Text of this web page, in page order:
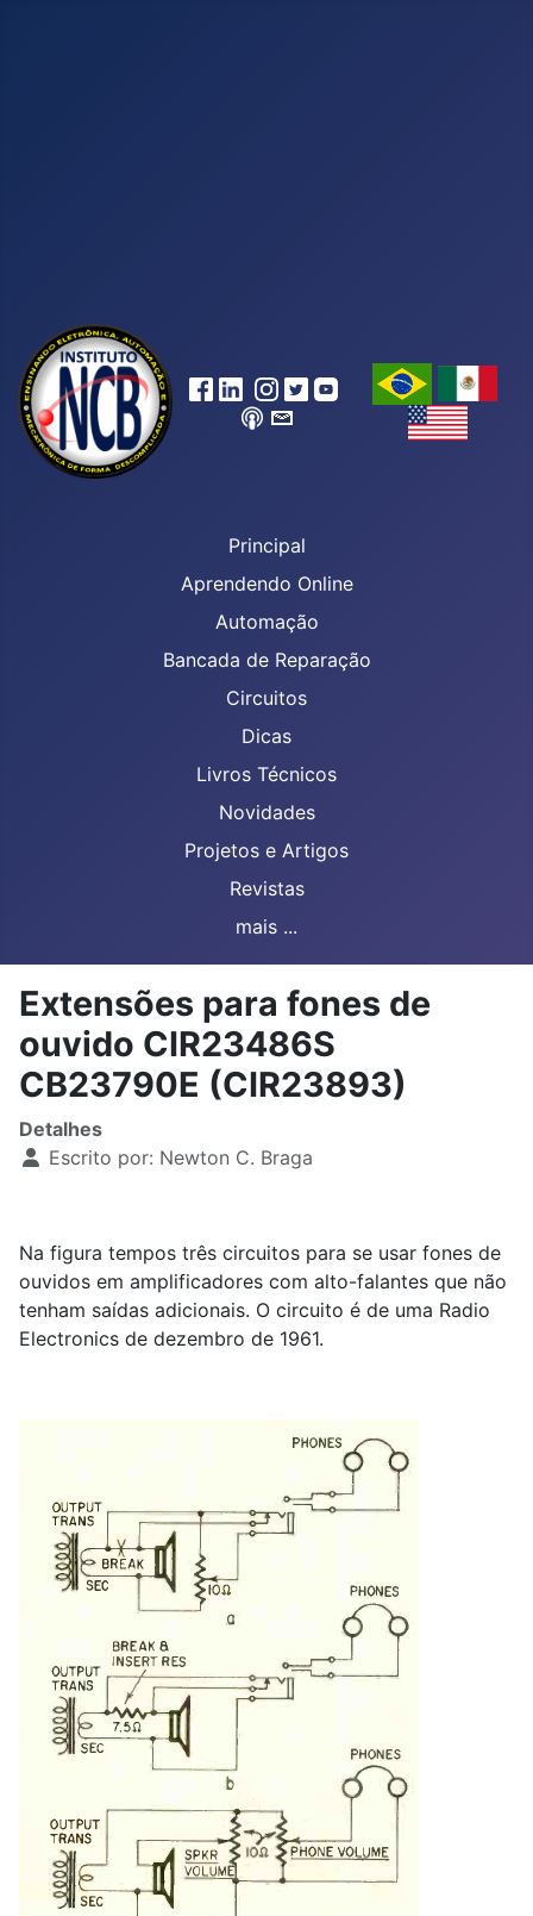
Principal
Aprendendo Online
Automação
Bancada de Reparação
Circuitos
Dicas
Livros Técnicos
Novidades
Projetos e Artigos
Revistas
mais ...
Extensões para fones de
ouvido CIR23486S
CB23790E (CIR23893)
Detalhes
Escrito por: Newton C. Braga
Na figura tempos três circuitos para se usar fones de
ouvidos em amplificadores com alto-falantes que não
tenham saídas adicionais. O circuito é de uma Radio
Electronics de dezembro de 1961.